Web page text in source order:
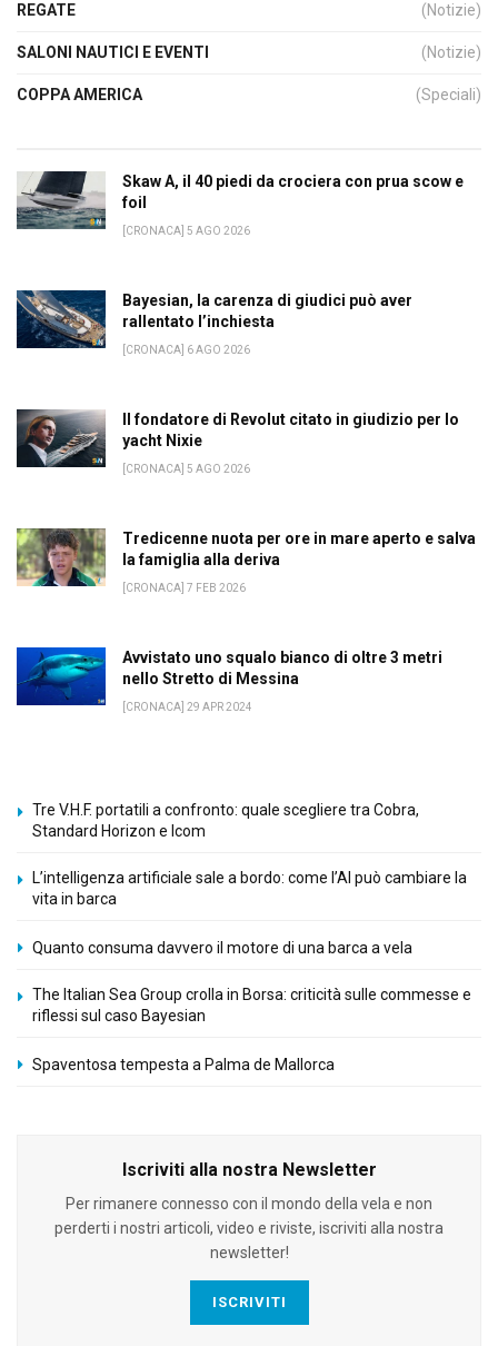
REGATE (Notizie)
SALONI NAUTICI E EVENTI (Notizie)
COPPA AMERICA (Speciali)
Skaw A, il 40 piedi da crociera con prua scow e
foil
[CRONACA] 5 AGO 2026
Bayesian, la carenza di giudici può aver
rallentato l’inchiesta
[CRONACA] 6 AGO 2026
Il fondatore di Revolut citato in giudizio per lo
yacht Nixie
[CRONACA] 5 AGO 2026
Tredicenne nuota per ore in mare aperto e salva
la famiglia alla deriva
[CRONACA] 7 FEB 2026
Avvistato uno squalo bianco di oltre 3 metri
nello Stretto di Messina
[CRONACA] 29 APR 2024
Tre V.H.F. portatili a confronto: quale scegliere tra Cobra,
Standard Horizon e Icom
L’intelligenza artificiale sale a bordo: come l’AI può cambiare la
vita in barca
Quanto consuma davvero il motore di una barca a vela
The Italian Sea Group crolla in Borsa: criticità sulle commesse e
riflessi sul caso Bayesian
Spaventosa tempesta a Palma de Mallorca
Iscriviti alla nostra Newsletter
Per rimanere connesso con il mondo della vela e non
perderti i nostri articoli, video e riviste, iscriviti alla nostra
newsletter!
ISCRIVITI